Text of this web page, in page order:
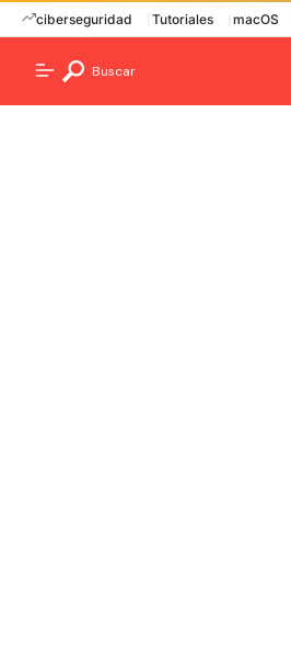
ciberseguridad Tutoriales macOS
Buscar